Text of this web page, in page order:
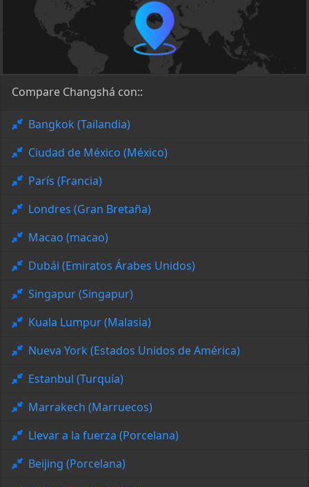
Compare Changshá con::
Bangkok (Tailandia)
Ciudad de México (México)
París (Francia)
Londres (Gran Bretaña)
Macao (macao)
Dubái (Emiratos Árabes Unidos)
Singapur (Singapur)
Kuala Lumpur (Malasia)
Nueva York (Estados Unidos de América)
Estanbul (Turquía)
Marrakech (Marruecos)
Llevar a la fuerza (Porcelana)
Beijing (Porcelana)